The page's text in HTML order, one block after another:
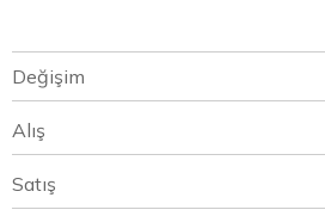
Değişim
Alış
Satış